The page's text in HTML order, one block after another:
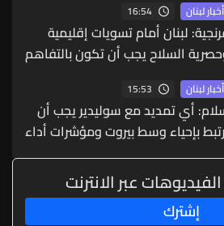
أخبار لبنان 16:54
لبنان أمام تسويات إقليمية
السلاح يجب أن تكون بالتفاهم
أخبار لبنان 15:53
أي تمديد مع سوليدير يجب أن
بإحياء وسط بيروت ومؤشرات أداء
عبر الانترنت
إشترك